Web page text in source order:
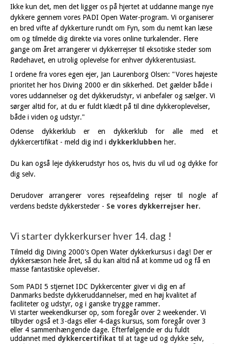
Ikke kun det, men det ligger os på hjertet at uddanne mange nye
dykkere gennem vores PADI Open Water-program. Vi organiserer
en bred vifte af dykkerture rundt om Fyn, som du nemt kan læse
om og tilmelde dig direkte via vores online turkalender. Flere
gange om året arrangerer vi dykkerrejser til eksotiske steder som
Rødehavet, en utrolig oplevelse for enhver dykkerentusiast.
I ordene fra vores egen ejer, Jan Laurenborg Olsen: "Vores højeste
prioritet her hos Diving 2000 er din sikkerhed. Det gælder både i
vores uddannelser og det dykkerudstyr, vi anbefaler og sælger. Vi
sørger altid for, at du er fuldt klædt på til dine dykkeroplevelser,
både i viden og udstyr."
Odense dykkerklub er en dykkerklub for alle med et
dykkercertifikat - meld dig ind i dykkerklubben her.
Du kan også leje dykkerudstyr hos os, hvis du vil ud og dykke for
dig selv.
Derudover arrangerer vores rejseafdeling rejser til nogle af
verdens bedste dykkersteder - Se vores dykkerrejser her.
Vi starter dykkerkurser hver 14. dag !
Tilmeld dig Diving 2000's Open Water dykkerkursus i dag! Der er
dykkersæson hele året, så du kan altid nå at komme ud og få en
masse fantastiske oplevelser.
Som PADI 5 stjernet IDC Dykkercenter giver vi dig en af
Danmarks bedste dykkeruddannelser, med en høj kvalitet af
faciliteter og udstyr, og i ganske trygge rammer.
Vi starter weekendkurser op, som foregår over 2 weekender. Vi
tilbyder også et 3-dags eller 4-dags kursus, som foregår over 3
eller 4 sammenhængende dage. Efterfølgende er du fuldt
uddannet med dykkercertifikat til at tage ud og dykke selv,